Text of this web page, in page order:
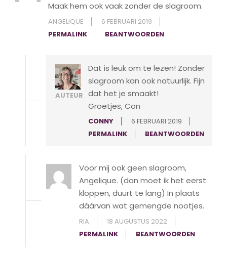
Maak hem ook vaak zonder de slagroom.
ANGELIQUE
6 FEBRUARI 2019
PERMALINK
BEANTWOORDEN
AUTEUR
Dat is leuk om te lezen! Zonder
slagroom kan ook natuurlijk. Fijn
dat het je smaakt!
Groetjes, Con
CONNY
6 FEBRUARI 2019
PERMALINK
BEANTWOORDEN
Voor mij ook geen slagroom,
Angelique. (dan moet ik het eerst
kloppen, duurt te lang) In plaats
dáárvan wat gemengde nootjes.
RIA
18 AUGUSTUS 2022
PERMALINK
BEANTWOORDEN